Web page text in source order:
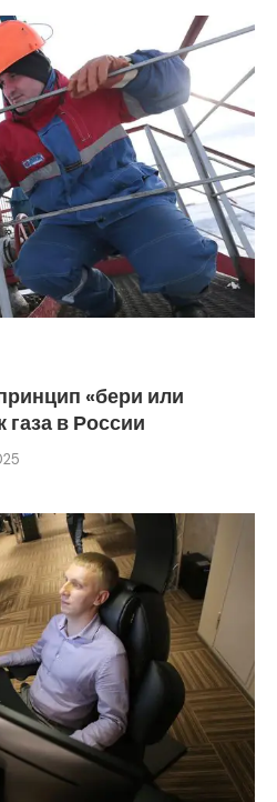
«бери или
газа в России